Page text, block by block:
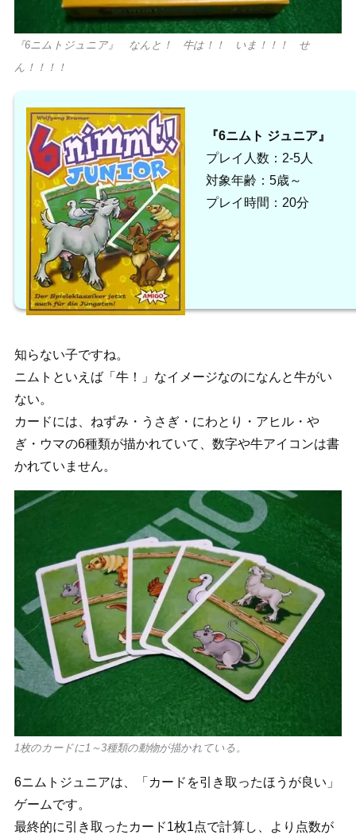
『6ニムトジュニア』 なんと！ 牛は！！ いま！！！ せ
ん！！！！
『6ニムト ジュニア』
プレイ人数：2-5人
対象年齢：5歳～
プレイ時間：20分
知らない子ですね。
ニムトといえば「牛！」なイメージなのになんと牛がい
ない。
カードには、ねずみ・うさぎ・にわとり・アヒル・や
ぎ・ウマの6種類が描かれていて、数字や牛アイコンは書
かれていません。
1枚のカードに1～3種類の動物が描かれている。
6ニムトジュニアは、「カードを引き取ったほうが良い」
ゲームです。
最終的に引き取ったカード1枚1点で計算し、より点数が